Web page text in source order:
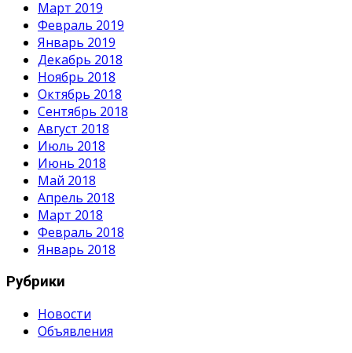
Март 2019
Февраль 2019
Январь 2019
Декабрь 2018
Ноябрь 2018
Октябрь 2018
Сентябрь 2018
Август 2018
Июль 2018
Июнь 2018
Май 2018
Апрель 2018
Март 2018
Февраль 2018
Январь 2018
Рубрики
Новости
Объявления